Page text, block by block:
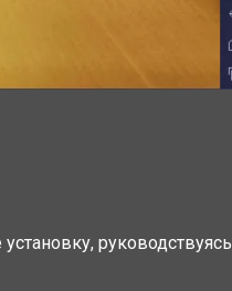
руководствуясь